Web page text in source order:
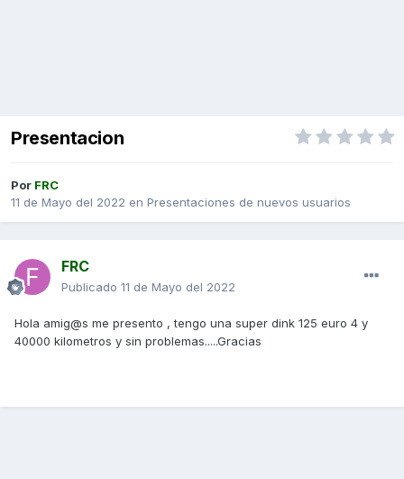
Presentacion
Por FRC
11 de Mayo del 2022 en Presentaciones de nuevos usuarios
FRC
Publicado 11 de Mayo del 2022
Hola amig@s me presento , tengo una super dink 125 euro 4 y
40000 kilometros y sin problemas.....Gracias